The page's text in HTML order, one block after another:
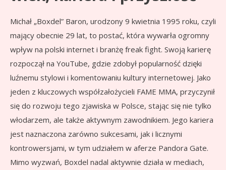
Michał „Boxdel” Baron, urodzony 9 kwietnia 1995 roku, czyli
mający obecnie 29 lat, to postać, która wywarła ogromny
wpływ na polski internet i branżę freak fight. Swoją karierę
rozpoczął na YouTube, gdzie zdobył popularność dzięki
luźnemu stylowi i komentowaniu kultury internetowej. Jako
jeden z kluczowych współzałożycieli FAME MMA, przyczynił
się do rozwoju tego zjawiska w Polsce, stając się nie tylko
włodarzem, ale także aktywnym zawodnikiem. Jego kariera
jest naznaczona zarówno sukcesami, jak i licznymi
kontrowersjami, w tym udziałem w aferze Pandora Gate.
Mimo wyzwań, Boxdel nadal aktywnie działa w mediach,